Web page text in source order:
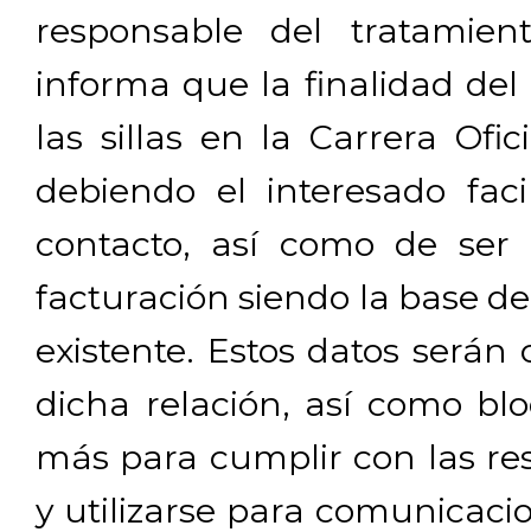
responsable del
informa que la finalidad del
las sillas en la Carrera
debiendo el interesado
contacto, así como de ser
facturación siendo la base
existente. Estos datos
dicha relación, así como
más para cumplir con las
y utilizarse para